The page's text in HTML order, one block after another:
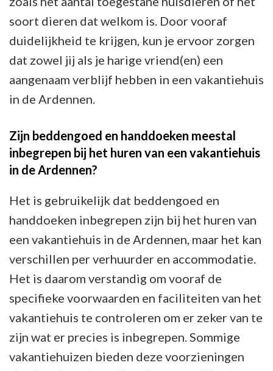
soort dieren dat welkom is. Door vooraf
duidelijkheid te krijgen, kun je ervoor zorgen
dat zowel jij als je harige vriend(en) een
aangenaam verblijf hebben in een vakantiehuis
in de Ardennen.
Zijn beddengoed en handdoeken meestal
inbegrepen bij het huren van een vakantiehuis
in de Ardennen?
Het is gebruikelijk dat beddengoed en
handdoeken inbegrepen zijn bij het huren van
een vakantiehuis in de Ardennen, maar het kan
verschillen per verhuurder en accommodatie.
Het is daarom verstandig om vooraf de
specifieke voorwaarden en faciliteiten van het
vakantiehuis te controleren om er zeker van te
zijn wat er precies is inbegrepen. Sommige
vakantiehuizen bieden deze voorzieningen